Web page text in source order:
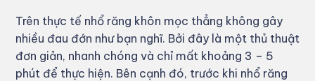
Trên thực tế nhổ răng khôn mọc thẳng không gây
nhiều đau đớn như bạn nghĩ. Bởi đây là một thủ thuật
đơn giản, nhanh chóng và chỉ mất khoảng 3 – 5
phút để thực hiện. Bên cạnh đó, trước khi nhổ răng